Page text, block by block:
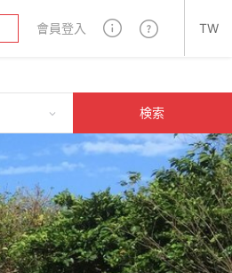
會員登入 TW
検索